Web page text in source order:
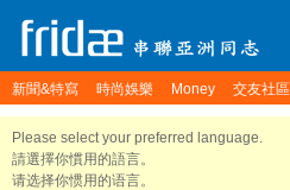
新聞&特寫 時尚娛樂 Money 交友社區
Please select your preferred language.
請選擇你慣用的語言。
请选择你惯用的语言。